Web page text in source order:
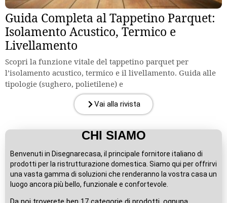
Guida Completa al Tappetino Parquet:
Isolamento Acustico, Termico e
Livellamento
Scopri la funzione vitale del tappetino parquet per
l’isolamento acustico, termico e il livellamento. Guida alle
tipologie (sughero, polietilene) e
Vai alla rivista
CHI SIAMO
Benvenuti in Disegnarecasa, il principale fornitore italiano di
prodotti per la ristrutturazione domestica. Siamo qui per offrirvi
una vasta gamma di soluzioni che renderanno la vostra casa un
luogo ancora più bello, funzionale e confortevole.